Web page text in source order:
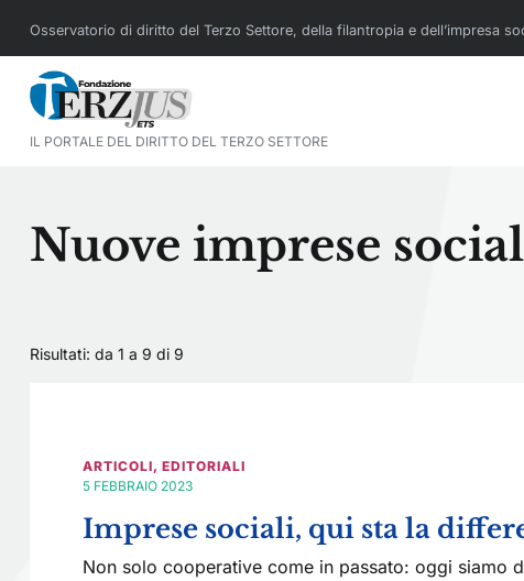
Osservatorio di diritto del Terzo Settore, della filantropia e dell’impresa
IL PORTALE DEL DIRITTO DEL TERZO SETTORE
Nuove imprese
Risultati: da 1 a 9 di 9
ARTICOLI, EDITORIALI
5 FEBBRAIO 2023
Imprese sociali, qui sta la
Non solo cooperative come in passato: oggi siamo